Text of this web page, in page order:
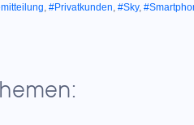
, #Privatkunden, #Sky,